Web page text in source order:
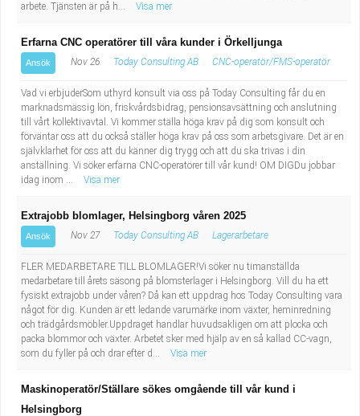
arbete. Tjänsten är på h...
Visa mer
Erfarna CNC operatörer till våra kunder i Örkelljunga
Ansök Nov 26 Today Consulting AB CNC-operatör/FMS-operatör
Vad vi erbjuderSom uthyrd konsult via oss på Today Consulting får du en
marknadsmässig lön, friskvårdsbidrag, pensionsavsättning och anslutning
till vårt kollektivavtal. Vi kommer ställa höga krav på dig som konsult och
förväntar oss att du också ställer höga krav på oss som arbetsgivare. Det är en
självklarhet för oss att du känner dig trygg och att du ska trivas i din
anställning. Vi söker erfarna CNC-operatörer till vår kund! OM DIGDu jobbar
idag inom ...
Visa mer
Extrajobb blomlager, Helsingborg våren 2025
Ansök Nov 27 Today Consulting AB Lagerarbetare
FLER MEDARBETARE TILL BLOMLAGER!Vi söker nu timanställda
medarbetare till årets säsong på blomsterlager i Helsingborg. Vill du ha ett
fysiskt extrajobb under våren? Då kan ett uppdrag hos Today Consulting vara
något för dig. Kunden är ett ledande varumärke inom växter, heminredning
och trädgårdsmöbler.Uppdraget handlar huvudsakligen om att plocka och
packa blommor och växter. Arbetet sker med hjälp av en så kallad CC-vagn,
som du fyller på och drar efter d...
Visa mer
Maskinoperatör/Ställare sökes omgående till vår kund i
Helsingborg